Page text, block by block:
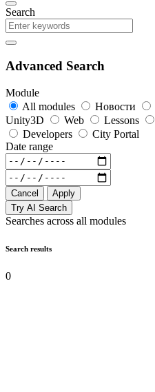
Search
Advanced Search
Module
All modules
Новости
Unity3D
Web Lessons
Developers
City Portal
Date range
Cancel
Apply
Try AI Search
Searches across all modules
Search results
0